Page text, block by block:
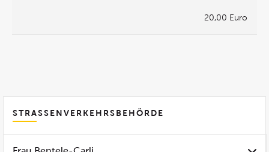
20,00 Euro
STRASSENVERKEHRSBEHÖRDE